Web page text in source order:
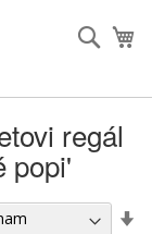
regál
popi'